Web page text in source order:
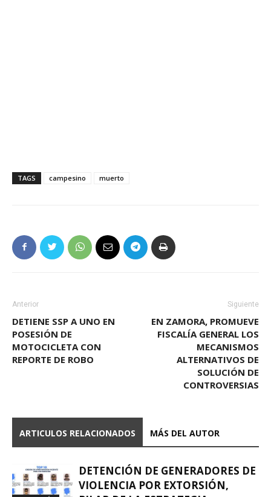
TAGS campesino muerto
Anterior
DETIENE SSP A UNO EN
POSESIÓN DE
MOTOCICLETA CON
REPORTE DE ROBO
Siguiente
EN ZAMORA, PROMUEVE
FISCALÍA GENERAL LOS
MECANISMOS
ALTERNATIVOS DE
SOLUCIÓN DE
CONTROVERSIAS
ARTICULOS RELACIONADOS MÁS DEL AUTOR
DETENCIÓN DE GENERADORES DE
VIOLENCIA POR EXTORSIÓN,